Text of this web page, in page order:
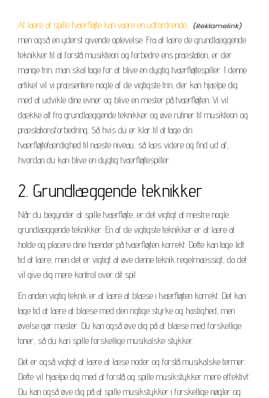
At lære at spille tværfløjte kan være en udfordrende,
men også en yderst givende oplevelse. Fra at lære de grundlæggende
teknikker til at forstå musikteori og forbedre ens præstation, er der
mange trin, man skal tage for at blive en dygtig tværfløjtespiller. I denne
artikel vil vi præsentere nogle af de vigtigste trin, der kan hjælpe dig
med at udvikle dine evner og blive en mester på tværfløjten. Vi vil
dække alt fra grundlæggende teknikker og øve rutiner til musikteori og
præstationsforbedring. Så hvis du er klar til at tage din
tværfløjtefærdighed til næste niveau, så læs videre og find ud af,
hvordan du kan blive en dygtig tværfløjtespiller.
2. Grundlæggende teknikker
Når du begynder at spille tværfløjte, er det vigtigt at mestre nogle
grundlæggende teknikker. En af de vigtigste teknikker er at lære at
holde og placere dine hænder på tværfløjten korrekt. Dette kan tage lidt
tid at lære, men det er vigtigt at øve denne teknik regelmæssigt, da det
vil give dig mere kontrol over dit spil.
En anden vigtig teknik er at lære at blæse i tværfløjten korrekt. Det kan
tage tid at lære at blæse med den rigtige styrke og hastighed, men
øvelse gør mester. Du kan også øve dig på at blæse med forskellige
toner, så du kan spille forskellige musikalske stykker.
Det er også vigtigt at lære at læse noder og forstå musikalske termer.
Dette vil hjælpe dig med at forstå og spille musikstykker mere effektivt.
Du kan også øve dig på at spille musikstykker i forskellige nøgler og